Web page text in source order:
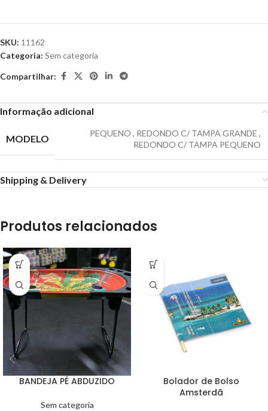
SKU: 11162
Categoria: Sem categoria
Compartilhar:
Informação adicional
MODELO PEQUENO , REDONDO C/ TAMPA GRANDE ,
REDONDO C/ TAMPA PEQUENO
Shipping & Delivery
Produtos relacionados
BANDEJA PÉ ABDUZIDO
Sem categoria
Bolador de Bolso
Amsterdã